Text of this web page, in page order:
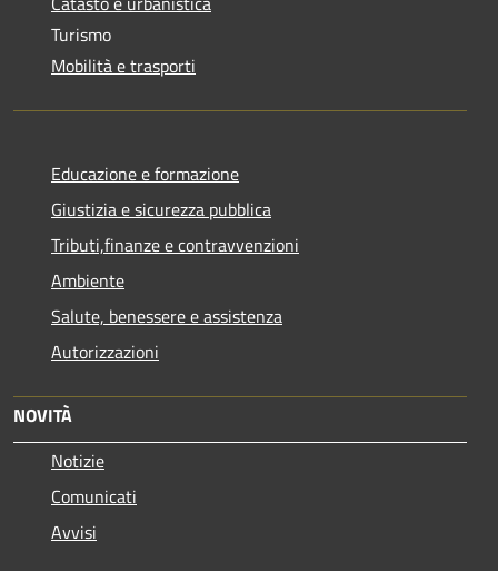
Turismo
Mobilità e trasporti
Educazione e formazione
Giustizia e sicurezza pubblica
Tributi,finanze e contravvenzioni
Ambiente
Salute, benessere e assistenza
Autorizzazioni
NOVITÀ
Notizie
Comunicati
Avvisi